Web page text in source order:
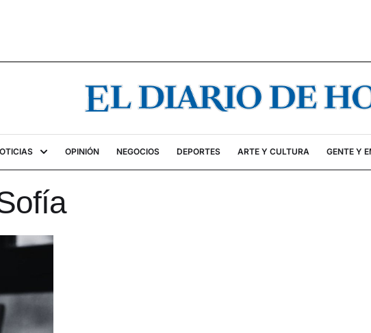
OPINIÓN NEGOCIOS DEPORTES ARTE Y CULTURA GENTE Y